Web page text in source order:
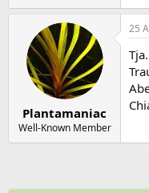
Plantamaniac
Well-Known Member
25